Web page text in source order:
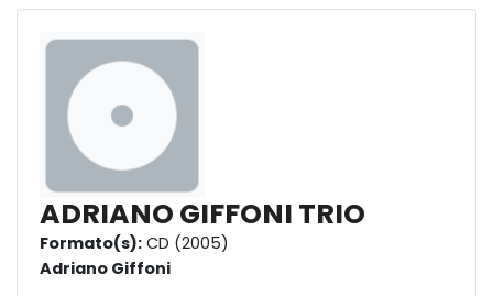
ADRIANO GIFFONI TRIO
Formato(s): CD (2005)
Adriano Giffoni